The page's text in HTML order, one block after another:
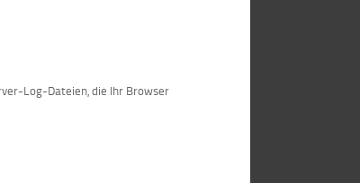
Log-Dateien, die Ihr Browser